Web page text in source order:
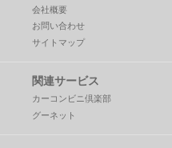
会社概要
お問い合わせ
サイトマップ
関連サービス
カーコンビニ倶楽部
グーネット